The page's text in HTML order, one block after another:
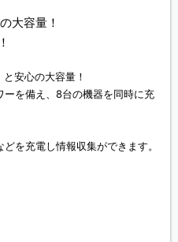
大容量！
安心の大容量！
を備え、8台の機器を同時に充
を充電し情報収集ができます。